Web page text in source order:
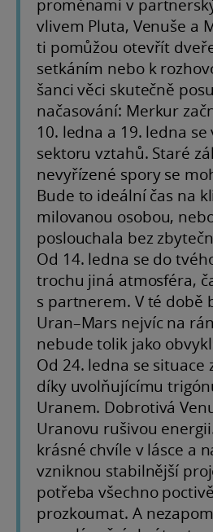
proměnami v
vlivem Pluta, Venuše a
ti pomůžou otevřít
setkáním nebo k
šanci věci skutečně
načasování: Merkur
10. ledna a 19. ledna
sektoru vztahů. Staré
nevyřízené spory se
Bude to ideální čas na
milovanou osobou,
poslouchala bez
Od 14. ledna se do
trochu jiná atmosféra,
s partnerem. V té době
Uran–Mars nejvíc na
nebude tolik jako
Od 24. ledna se situace
díky uvolňujícímu
Uranem. Dobrotivá
Uranovu rušivou
krásné chvíle v lásce a
vzniknou stabilnější
potřeba všechno
prozkoumat. A